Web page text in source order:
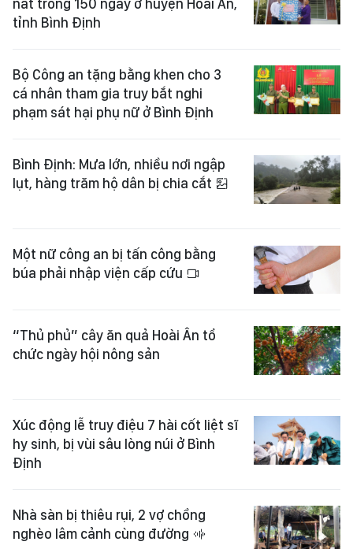
nát trong 150 ngày ở huyện Hoài Ân,
tỉnh Bình Định
Bộ Công an tặng bằng khen cho 3
cá nhân tham gia truy bắt nghi
phạm sát hại phụ nữ ở Bình Định
Bình Định: Mưa lớn, nhiều nơi ngập
lụt, hàng trăm hộ dân bị chia cắt
Một nữ công an bị tấn công bằng
búa phải nhập viện cấp cứu
“Thủ phủ” cây ăn quả Hoài Ân tổ
chức ngày hội nông sản
Xúc động lễ truy điệu 7 hài cốt liệt sĩ
hy sinh, bị vùi sâu lòng núi ở Bình
Định
Nhà sàn bị thiêu rụi, 2 vợ chồng
nghèo lâm cảnh cùng đường